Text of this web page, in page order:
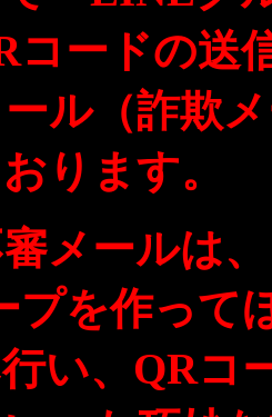
コードの
ル（詐欺
ります。
メールは
プを作って
行い、QR